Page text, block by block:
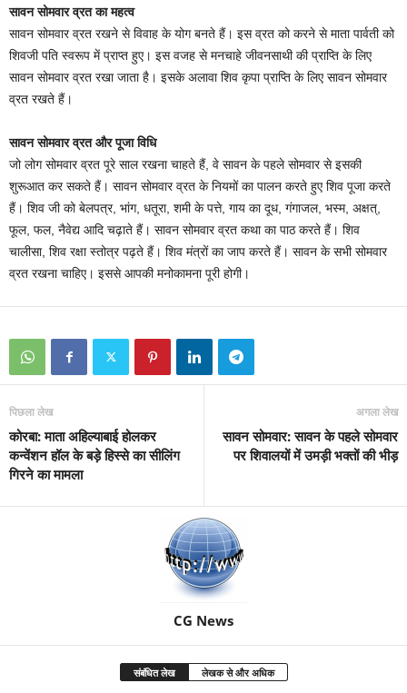
सावन सोमवार व्रत का महत्व
सावन सोमवार व्रत रखने से विवाह के योग बनते हैं। इस व्रत को करने से माता पार्वती को
शिवजी पति स्वरूप में प्राप्त हुए। इस वजह से मनचाहे जीवनसाथी की प्राप्ति के लिए
सावन सोमवार व्रत रखा जाता है। इसके अलावा शिव कृपा प्राप्ति के लिए सावन सोमवार
व्रत रखते हैं।
सावन सोमवार व्रत और पूजा विधि
जो लोग सोमवार व्रत पूरे साल रखना चाहते हैं, वे सावन के पहले सोमवार से इसकी
शुरूआत कर सकते हैं। सावन सोमवार व्रत के नियमों का पालन करते हुए शिव पूजा करते
हैं। शिव जी को बेलपत्र, भांग, धतूरा, शमी के पत्ते, गाय का दूध, गंगाजल, भस्म, अक्षत्,
फूल, फल, नैवेद्य आदि चढ़ाते हैं। सावन सोमवार व्रत कथा का पाठ करते हैं। शिव
चालीसा, शिव रक्षा स्तोत्र पढ़ते हैं। शिव मंत्रों का जाप करते हैं। सावन के सभी सोमवार
व्रत रखना चाहिए। इससे आपकी मनोकामना पूरी होगी।
पिछला लेख
कोरबा: माता अहिल्याबाई होलकर
कन्वेंशन हॉल के बड़े हिस्से का सीलिंग
गिरने का मामला
अगला लेख
सावन सोमवार: सावन के पहले सोमवार
पर शिवालयों में उमड़ी भक्तों की भीड़
CG News
संबंधित लेख लेखक से और अधिक